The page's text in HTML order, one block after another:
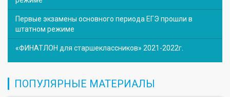
Первые экзамены основного периода ЕГЭ прошли в
штатном режиме
«ФИНАТЛОН для старшеклассников» 2021-2022г.
ПОПУЛЯРНЫЕ МАТЕРИАЛЫ